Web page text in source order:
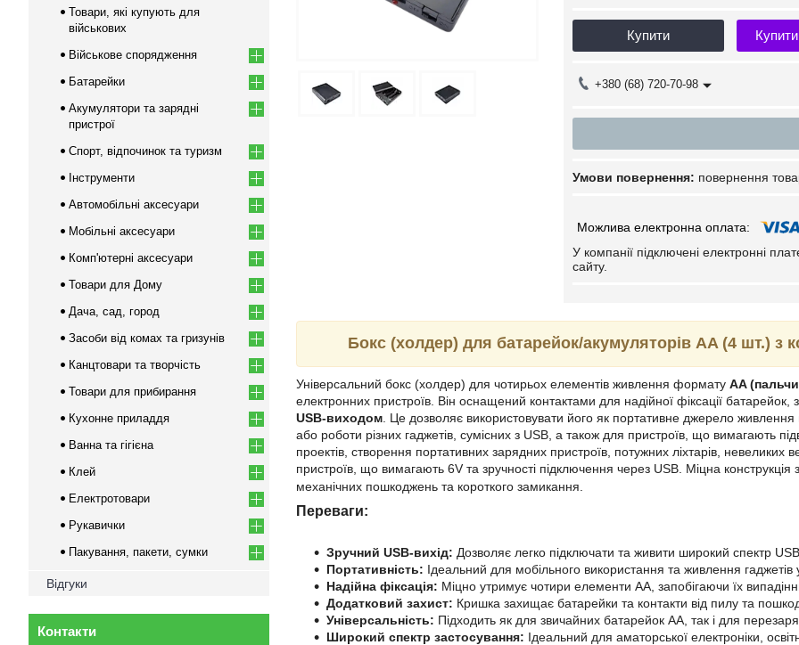
Купити
+380 (68) 720-70-98
повернення
У компанії підключені електронні
сайту.
Бокс (холдер) для батарейок/акумуляторів AA (4 шт.)
Універсальний бокс (холдер) для чотирьох елементів живлення формату AA
електронних пристроїв. Він оснащений контактами для надійної фіксації
USB-виходом . Це дозволяє використовувати його як портативне джерело
або роботи різних гаджетів, сумісних з USB, а також для пристроїв, що вимагають
проектів, створення портативних зарядних пристроїв, потужних ліхтарів, невеликих
пристроїв, що вимагають 6V та зручності підключення через USB. Міцна конструкція
механічних пошкоджень та короткого замикання.
Переваги:
Зручний USB-вихід: Дозволяє легко підключати та живити широкий спектр
Портативність: Ідеальний для мобільного використання та живлення гаджетів
Надійна фіксація: Міцно утримує чотири елементи AA, запобігаючи їх
Додатковий захист: Кришка захищає батарейки та контакти від пилу та
Універсальність: Підходить як для звичайних батарейок AA, так і для
Широкий спектр застосування: Ідеальний для аматорської електроніки,
Товари, які купують для
військових
Військове спорядження
Батарейки
Акумулятори та зарядні
пристрої
Спорт, відпочинок та туризм
Інструменти
Автомобільні аксесуари
Мобільні аксесуари
Комп'ютерні аксесуари
Товари для Дому
Дача, сад, город
Засоби від комах та гризунів
Канцтовари та творчість
Товари для прибирання
Кухонне приладдя
Ванна та гігієна
Клей
Електротовари
Рукавички
Пакування, пакети, сумки
Відгуки
Контакти